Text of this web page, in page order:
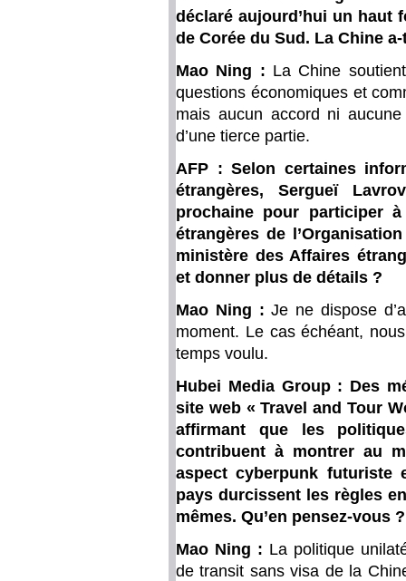
déclaré aujourd’hui un haut
de Corée du Sud. La Chine
Mao Ning : La Chine
questions économiques et
mais aucun accord ni
d’une tierce partie.
AFP : Selon certaines
étrangères, Sergueï
prochaine pour participer
étrangères de
ministère des Affaires
et donner plus de détails ?
Mao Ning :Je ne dispose
moment. Le cas échéant,
temps voulu.
Hubei Media Group : Des
site web « Travel and Tour
affirmant que les
contribuent à montrer au
aspect cyberpunk futuriste
pays durcissent les règles
mêmes. Qu’en pensez-vous ?
Mao Ning : La politique
de transit sans visa de la